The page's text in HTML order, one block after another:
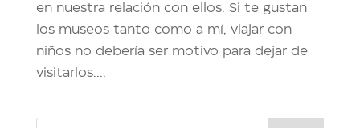
en nuestra relación con ellos. Si te gustan
los museos tanto como a mí, viajar con
niños no debería ser motivo para dejar de
visitarlos....